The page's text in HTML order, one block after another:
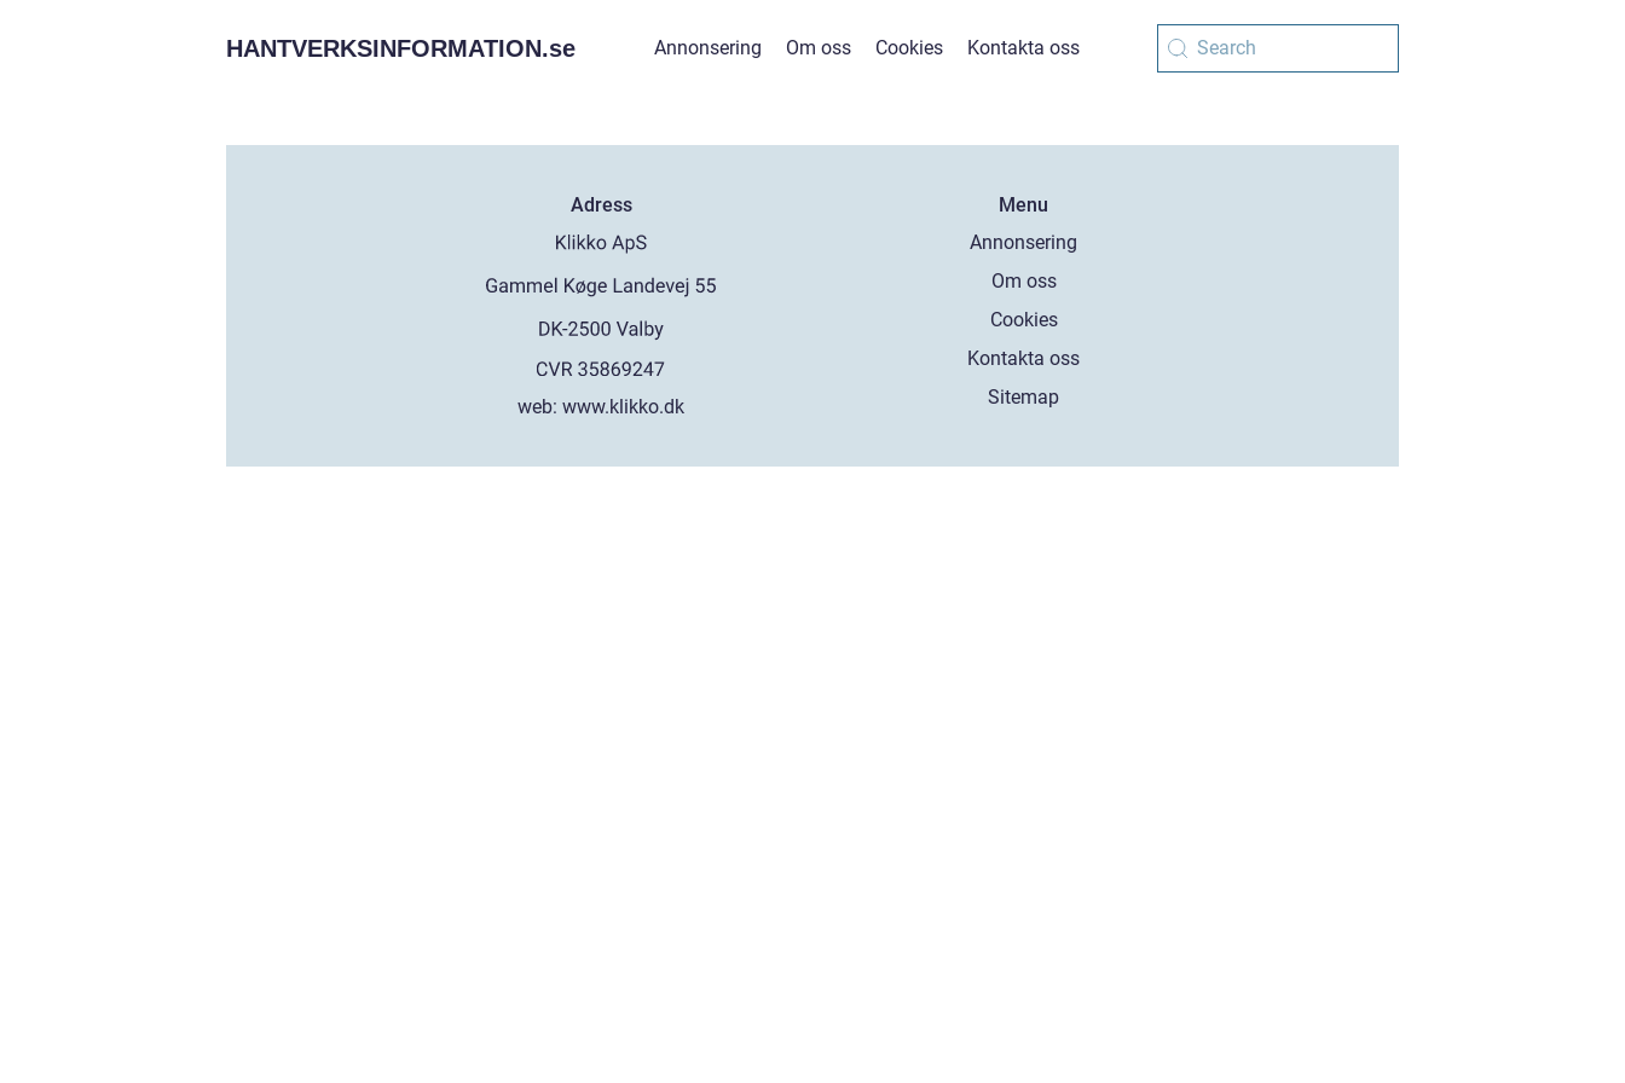
HANTVERKSINFORMATION.se Annonsering Om oss Cookies Kontakta oss
Adress
web:www.klikko.dk
Menu
Annonsering
Om oss
Cookies
Kontakta oss
Sitemap